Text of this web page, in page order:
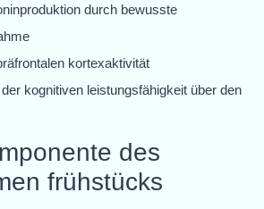
durch bewusste
kortexaktivität
kognitiven leistungsfähigkeit über den
des
frühstücks